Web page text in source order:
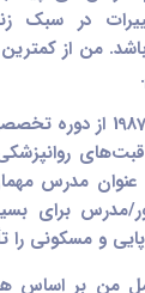
در سبک
من از
مدرس برای
و مسکونی